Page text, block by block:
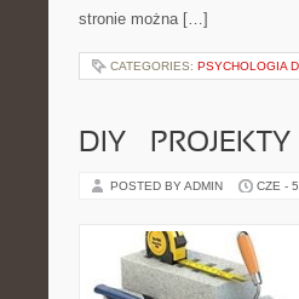
stronie można […]
CATEGORIES: PSYCHOLOGIA
DIY –
POSTED BY ADMIN CZE -